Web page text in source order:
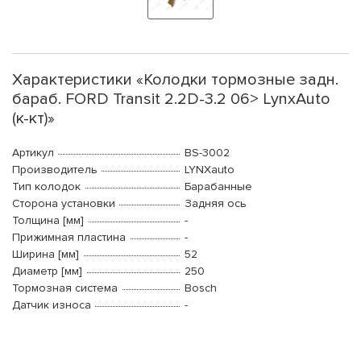
Характеристики «Колодки тормозные задн.
бараб. FORD Transit 2.2D-3.2 06> LynxAuto
(к-кт)»
Артикул
BS-3002
Производитель
LYNXauto
Тип колодок
Барабанные
Сторона установки
Задняя ось
Толщина [мм]
-
Прижимная пластина
-
Ширина [мм]
52
Диаметр [мм]
250
Тормозная система
Bosch
Датчик износа
-